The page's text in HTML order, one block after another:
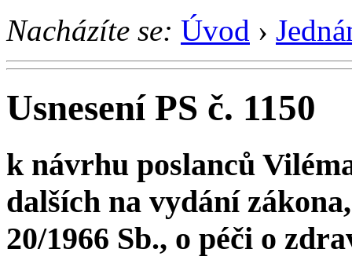
Nacházíte se: Úvod ›
Usnesení PS č. 1150
k návrhu poslanců
dalších na vydání
20/1966 Sb., o péči o